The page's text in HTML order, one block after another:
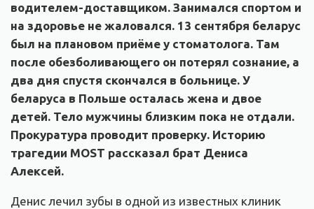
водителем-доставщиком. Занимался спортом и
на здоровье не жаловался. 13 сентября беларус
был на плановом приёме у стоматолога. Там
после обезболивающего он потерял сознание, а
два дня спустя скончался в больнице. У
беларуса в Польше осталась жена и двое
детей. Тело мужчины близким пока не отдали.
Прокуратура проводит проверку. Историю
трагедии MOST рассказал брат Дениса
Алексей.
Денис лечил зубы в одной из известных клиник